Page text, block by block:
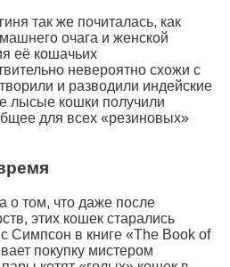
так же почиталась, как
очага и женской
её кошачьих
невероятно схожи с
и разводили индейские
лысые кошки получили
для всех «резиновых»
о том, что даже после
этих кошек старались
Симпсон в книге «The Book of
покупку мистером